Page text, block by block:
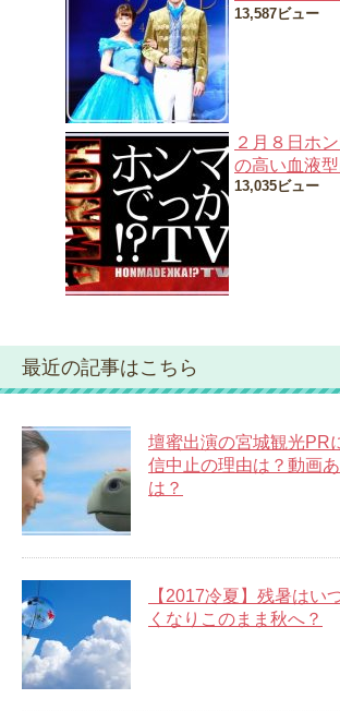
13,587ビュー
２月８日ホ
の高い血液
13,035ビュー
最近の記事はこちら
壇蜜出演の宮城観光PR
信中止の理由は？動画
は？
【2017冷夏】残暑はい
くなりこのまま秋へ？